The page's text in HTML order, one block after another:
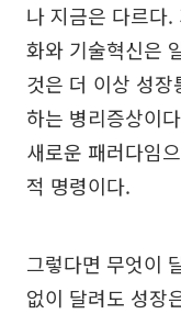
나 지금은 다르다
화와 기술혁신은
것은 더 이상 성
하는 병리증상이
새로운 패러다임
적 명령이다.
그렇다면 무엇이
없이 달려도 성장